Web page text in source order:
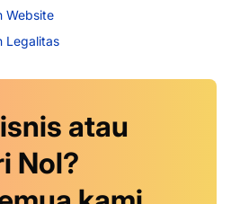
Website
Legalitas
atau
Nol?